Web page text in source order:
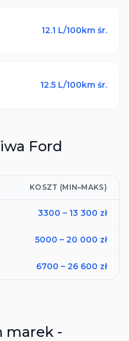
12.1 L/100km śr.
12.5 L/100km śr.
Ford
KOSZT (MIN–MAKS)
3300 – 13 300 zł
5000 – 20 000 zł
6700 – 26 600 zł
marek -